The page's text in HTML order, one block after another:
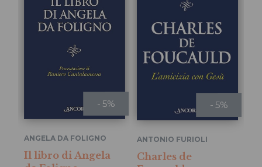
- 5%
ANGELA DA FOLIGNO
Il libro di Angela
- 5%
ANTONIO FURIOLI
Charles de